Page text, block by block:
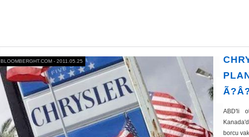
BLOOMBERGHT.COM - 2011.05.25
ABD'li
borcu